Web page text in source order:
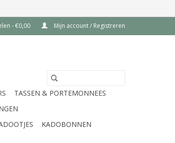
- €0,00 Mijn account / Registreren
TASSEN & PORTEMONNEES
KADOBONNEN